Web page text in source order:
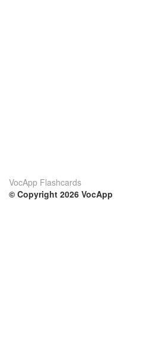
VocApp Flashcards
© Copyright 2026 VocApp